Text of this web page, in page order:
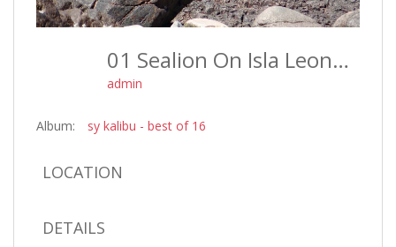
01 Sealion On Isla Leones Argentina - Best Of 16
admin
Album: sy kalibu - best of 16
LOCATION
DETAILS